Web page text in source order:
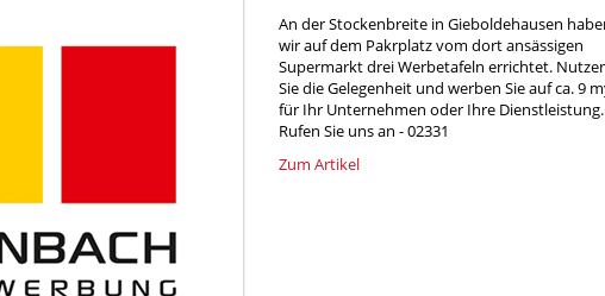
An der Stockenbreite in Gieboldehausen
wir auf dem Pakrplatz vom dort ansässigen
Supermarkt drei Werbetafeln errichtet.
Sie die Gelegenheit und werben Sie auf ca. 9
für Ihr Unternehmen oder Ihre Dienstleistung.
Rufen Sie uns an - 02331
Zum Artikel